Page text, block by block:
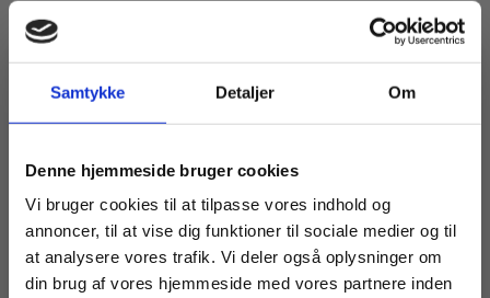
Samtykke Detaljer Om
Denne hjemmeside bruger cookies
Vi bruger cookies til at tilpasse vores indhold og
annoncer, til at vise dig funktioner til sociale medier og til
at analysere vores trafik. Vi deler også oplysninger om
din brug af vores hjemmeside med vores partnere inden
The Chef's Manual of Danish Culinary Art is an
indispensable tool for the chef - and for the
student - and not least a valuable companion to
any English-speaking student who wants to learn
the basic methods of Danish culinary art.
Køb læremidler og find masterclasses mm.
Fortsæt som: